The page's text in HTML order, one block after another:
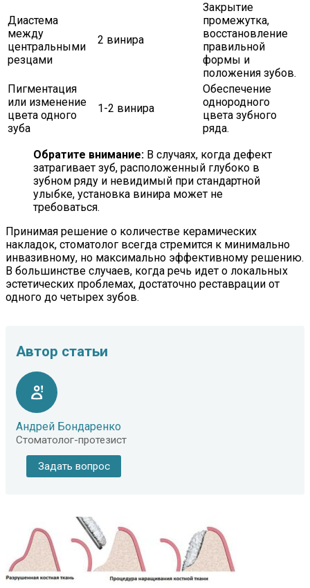
Диастема
между
центральными
резцами
2 винира
Закрытие
промежутка,
восстановление
правильной
формы и
положения зубов.
Пигментация
или изменение
цвета одного
зуба
1-2 винира
Обеспечение
однородного
цвета зубного
ряда.
Обратите внимание: В случаях, когда дефект
затрагивает зуб, расположенный глубоко в
зубном ряду и невидимый при стандартной
улыбке, установка винира может не
требоваться.
Принимая решение о количестве керамических
накладок, стоматолог всегда стремится к минимально
инвазивному, но максимально эффективному решению.
В большинстве случаев, когда речь идет о локальных
эстетических проблемах, достаточно реставрации от
одного до четырех зубов.
Автор статьи
Андрей Бондаренко
Стоматолог-протезист
Задать вопрос